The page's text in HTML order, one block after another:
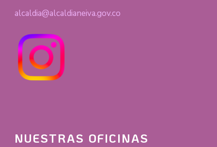
alcaldia@alcaldianeiva.gov.co
NUESTRAS OFICINAS